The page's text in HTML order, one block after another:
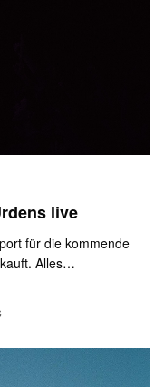
live
für die kommende
Alles…